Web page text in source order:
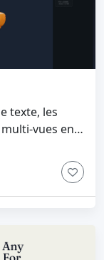
texte, les
vues en
de les
sans
créateurs ont